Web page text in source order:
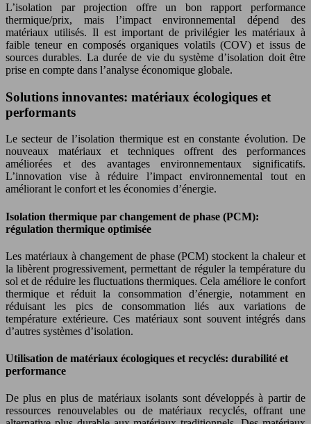
L’isolation par projection offre un bon rapport performance
thermique/prix, mais l’impact environnemental dépend des
matériaux utilisés. Il est important de privilégier les matériaux à
faible teneur en composés organiques volatils (COV) et issus de
sources durables. La durée de vie du système d’isolation doit être
prise en compte dans l’analyse économique globale.
Solutions innovantes: matériaux écologiques et
performants
Le secteur de l’isolation thermique est en constante évolution. De
nouveaux matériaux et techniques offrent des performances
améliorées et des avantages environnementaux significatifs.
L’innovation vise à réduire l’impact environnemental tout en
améliorant le confort et les économies d’énergie.
Isolation thermique par changement de phase (PCM):
régulation thermique optimisée
Les matériaux à changement de phase (PCM) stockent la chaleur et
la libèrent progressivement, permettant de réguler la température du
sol et de réduire les fluctuations thermiques. Cela améliore le confort
thermique et réduit la consommation d’énergie, notamment en
réduisant les pics de consommation liés aux variations de
température extérieure. Ces matériaux sont souvent intégrés dans
d’autres systèmes d’isolation.
Utilisation de matériaux écologiques et recyclés: durabilité et
performance
De plus en plus de matériaux isolants sont développés à partir de
ressources renouvelables ou de matériaux recyclés, offrant une